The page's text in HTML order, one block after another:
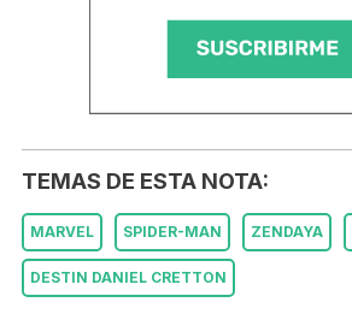
TEMAS DE ESTA NOTA:
MARVEL SPIDER-MAN ZENDAYA
DESTIN DANIEL CRETTON